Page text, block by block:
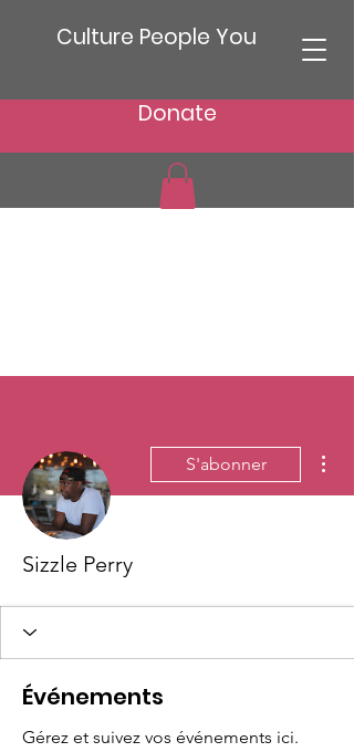
Culture People You
Donate
S'abonner
Sizzle Perry
Événements
Gérez et suivez vos événements ici.